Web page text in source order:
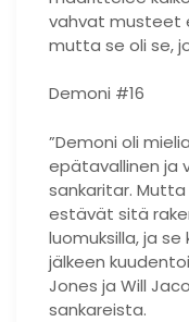
vahvat musteet
mutta se oli se,
Demoni #16
”Demoni oli
epätavallinen ja
sankaritar.
estävät sitä
luomuksilla, ja
jälkeen
Jones ja Will
sankareista.